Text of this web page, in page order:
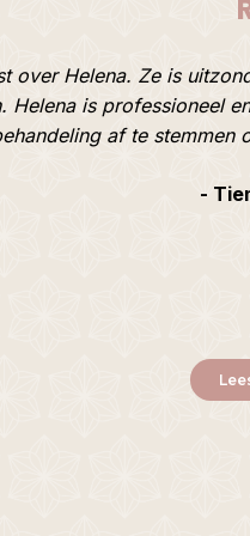
over Helena. Ze is
Helena is professioneel
af te
-